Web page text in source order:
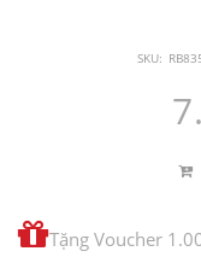
SKU:
Tặng Voucher